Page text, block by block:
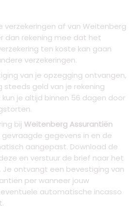
verzekeringen af van Weitenberg
dan rekening mee dat het
ten koste kan gaan
verzekeringen.
van je opzegging ontvangen,
steeds geld van je rekening
je altijd binnen 56 dagen door
bij Weitenberg Assurantiën
gevraagde gegevens in en de
aangepast. Download de
en verstuur de brief naar het
Je ontvangt een bevestiging van
per wanneer jouw
automatische incasso